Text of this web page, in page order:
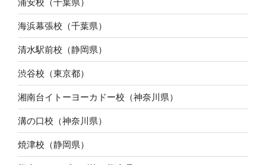
海浜幕張校（千葉県）
清水駅前校（静岡県）
渋谷校（東京都）
湘南台イトーヨーカドー校（神奈川県）
溝の口校（神奈川県）
焼津校（静岡県）